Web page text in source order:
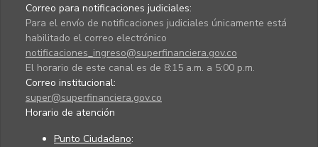
Correo para notificaciones judiciales:
Para el envío de notificaciones judiciales únicamente está
habilitado el correo electrónico
notificaciones_ingreso@superfinanciera.gov.co
El horario de este canal es de 8:15 a.m. a 5:00 p.m.
Correo institucional:
super@superfinanciera.gov.co
Horario de atención
Punto Ciudadano: